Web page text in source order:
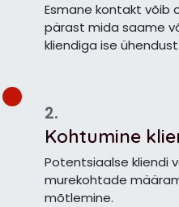
Esmane kontakt võib
pärast mida saame
kliendiga ise ühendust.
2.
Kohtumine
Potentsiaalse kliendi
murekohtade
mõtlemine.